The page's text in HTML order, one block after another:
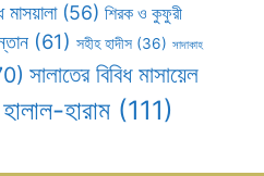
মাসয়ালা(56) শিরক ও কুফুরী
(61) সহীহ হাদীস (36) সাদাকাহ
সালাতের বিবিধ মাসায়েল
হালাল-হারাম (111)